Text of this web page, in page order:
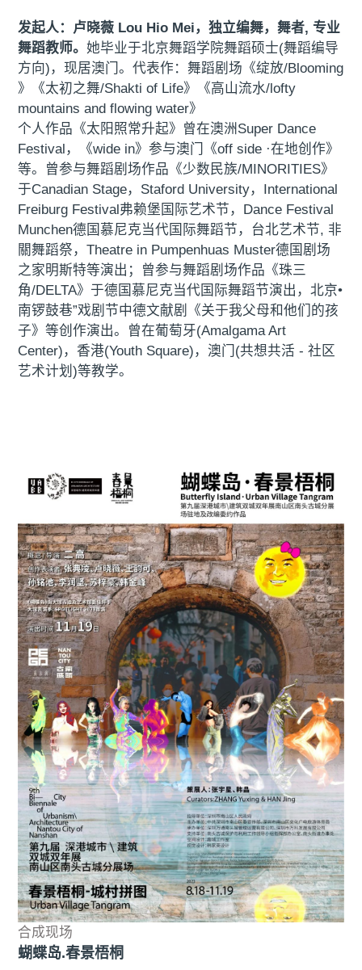
发起人：卢晓薇 Lou Hio Mei，独立编舞，舞者, 专业
舞蹈教师。她毕业于北京舞蹈学院舞蹈硕士(舞蹈编导
方向)，现居澳门。代表作：舞蹈剧场《绽放/Blooming
》《太初之舞/Shakti of Life》《高山流水/lofty
mountains and flowing water》
个人作品《太阳照常升起》曾在澳洲Super Dance
Festival，《wide in》参与澳门《off side ·在地创作》
等。曾参与舞蹈剧场作品《少数民族/MINORITIES》
于Canadian Stage，Staford University，International
Freiburg Festival弗赖堡国际艺术节，Dance Festival
Munchen德国慕尼克当代国际舞蹈节，台北艺术节, 非
關舞蹈祭，Theatre in Pumpenhuas Muster德国剧场
之家明斯特等演出；曾参与舞蹈剧场作品《珠三
角/DELTA》于德国慕尼克当代国际舞蹈节演出，北京•
南锣鼓巷”戏剧节中德文献剧《关于我父母和他们的孩
子》等创作演出。曾在葡萄牙(Amalgama Art
Center)，香港(Youth Square)，澳门(共想共活 - 社区
艺术计划)等教学。
合成现场
蝴蝶岛.春景梧桐